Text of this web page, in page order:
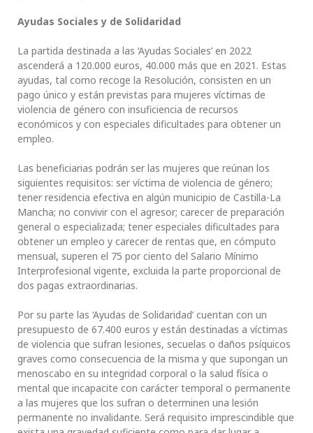
Ayudas Sociales y de Solidaridad
La partida destinada a las ‘Ayudas Sociales’ en 2022
ascenderá a 120.000 euros, 40.000 más que en 2021. Estas
ayudas, tal como recoge la Resolución, consisten en un
pago único y están previstas para mujeres víctimas de
violencia de género con insuficiencia de recursos
económicos y con especiales dificultades para obtener un
empleo.
Las beneficiarias podrán ser las mujeres que reúnan los
siguientes requisitos: ser víctima de violencia de género;
tener residencia efectiva en algún municipio de Castilla-La
Mancha; no convivir con el agresor; carecer de preparación
general o especializada; tener especiales dificultades para
obtener un empleo y carecer de rentas que, en cómputo
mensual, superen el 75 por ciento del Salario Mínimo
Interprofesional vigente, excluida la parte proporcional de
dos pagas extraordinarias.
Por su parte las ‘Ayudas de Solidaridad’ cuentan con un
presupuesto de 67.400 euros y están destinadas a víctimas
de violencia que sufran lesiones, secuelas o daños psíquicos
graves como consecuencia de la misma y que supongan un
menoscabo en su integridad corporal o la salud física o
mental que incapacite con carácter temporal o permanente
a las mujeres que los sufran o determinen una lesión
permanente no invalidante. Será requisito imprescindible que